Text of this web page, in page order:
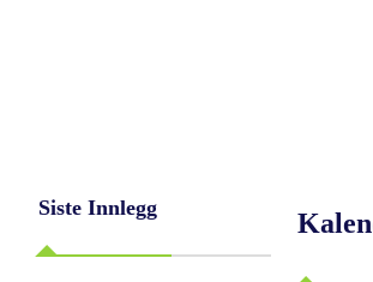
Siste Innlegg